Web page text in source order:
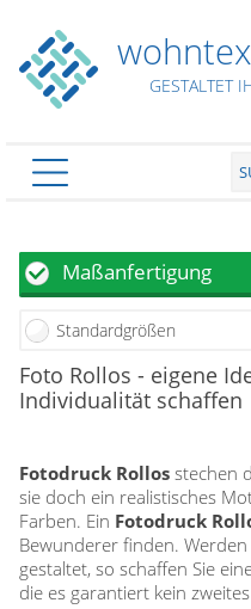
PRODUKTE
Plissee
Wabenplissees
Verdunklungsplissees
Outdoor-Plissees
gemusterte Plissees
günstige Plissees
Plissee Modelle
Rollo
Rollos nach Maß
Rollos in
Doppelrollo
Klemmrollo
Rollos günstig
Rollo Kinderzimmer
Bambusrollo nach Maß
Dachfenster Rollo
Raffrollo Maß
Faltrollo / Raffgardinen
Zubehör / Ersatzteile
Flächenvorhang
Flächenvorhang nach
Standard
Scheibengardinen
Scheibengardinen in
Größen
Lamellenvorhang
GESTALTET
Maßanfertigung
Standardgrößen
Foto Rollos - eigene
Individualität schaffen
Fotodruck Rollosstechen
sie doch ein realistisches
Farben. Ein Fotodruck
Bewunderer finden. Werden
gestaltet, so schaffen Sie
die es garantiert kein